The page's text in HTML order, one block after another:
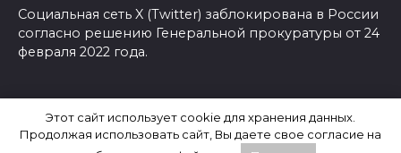
Социальная сеть X (Twitter) заблокирована в России
согласно решению Генеральной прокуратуры от 24
февраля 2022 года.
Последние новости России
Этот сайт использует cookie для хранения данных.
Продолжая использовать сайт, Вы даете свое согласие на